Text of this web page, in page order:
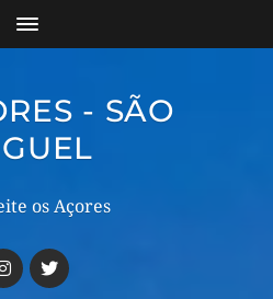
- SÃO
os Açores